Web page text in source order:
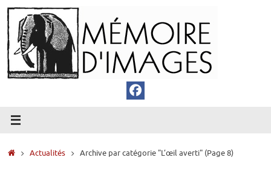
Passer
au
contenu
Accueil
Actualités Archive par catégorie "L’œil averti" (Page 8)